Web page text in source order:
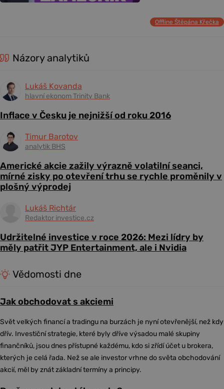
Offline Štěpána Křečka
Názory analytiků
Lukáš Kovanda
hlavní ekonom Trinity Bank
Inflace v Česku je nejnižší od roku 2016
Timur Barotov
analytik BHS
Americké akcie zažily výrazně volatilní seanci,
mírné zisky po otevření trhu se rychle proměnily v
plošný výprodej
Lukáš Richtár
Redaktor investice.cz
Udržitelné investice v roce 2026: Mezi lídry by
měly patřit JYP Entertainment, ale i Nvidia
Vědomosti dne
Jak obchodovat s akciemi
Svět velkých financí a tradingu na burzách je nyní otevřenější, než kdy
dřív. Investiční strategie, které byly dříve výsadou malé skupiny
finančníků, jsou dnes přístupné každému, kdo si zřídí účet u brokera,
kterých je celá řada. Než se ale investor vrhne do světa obchodování
akcií, měl by znát základní termíny a principy.